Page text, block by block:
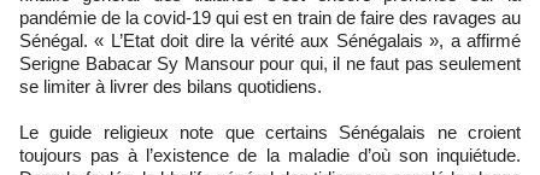
pandémie de la covid-19 qui est en train de faire des ravages au
Sénégal. « L’Etat doit dire la vérité aux Sénégalais », a affirmé
Serigne Babacar Sy Mansour pour qui, il ne faut pas seulement
se limiter à livrer des bilans quotidiens.
Le guide religieux note que certains Sénégalais ne croient
toujours pas à l’existence de la maladie d’où son inquiétude.